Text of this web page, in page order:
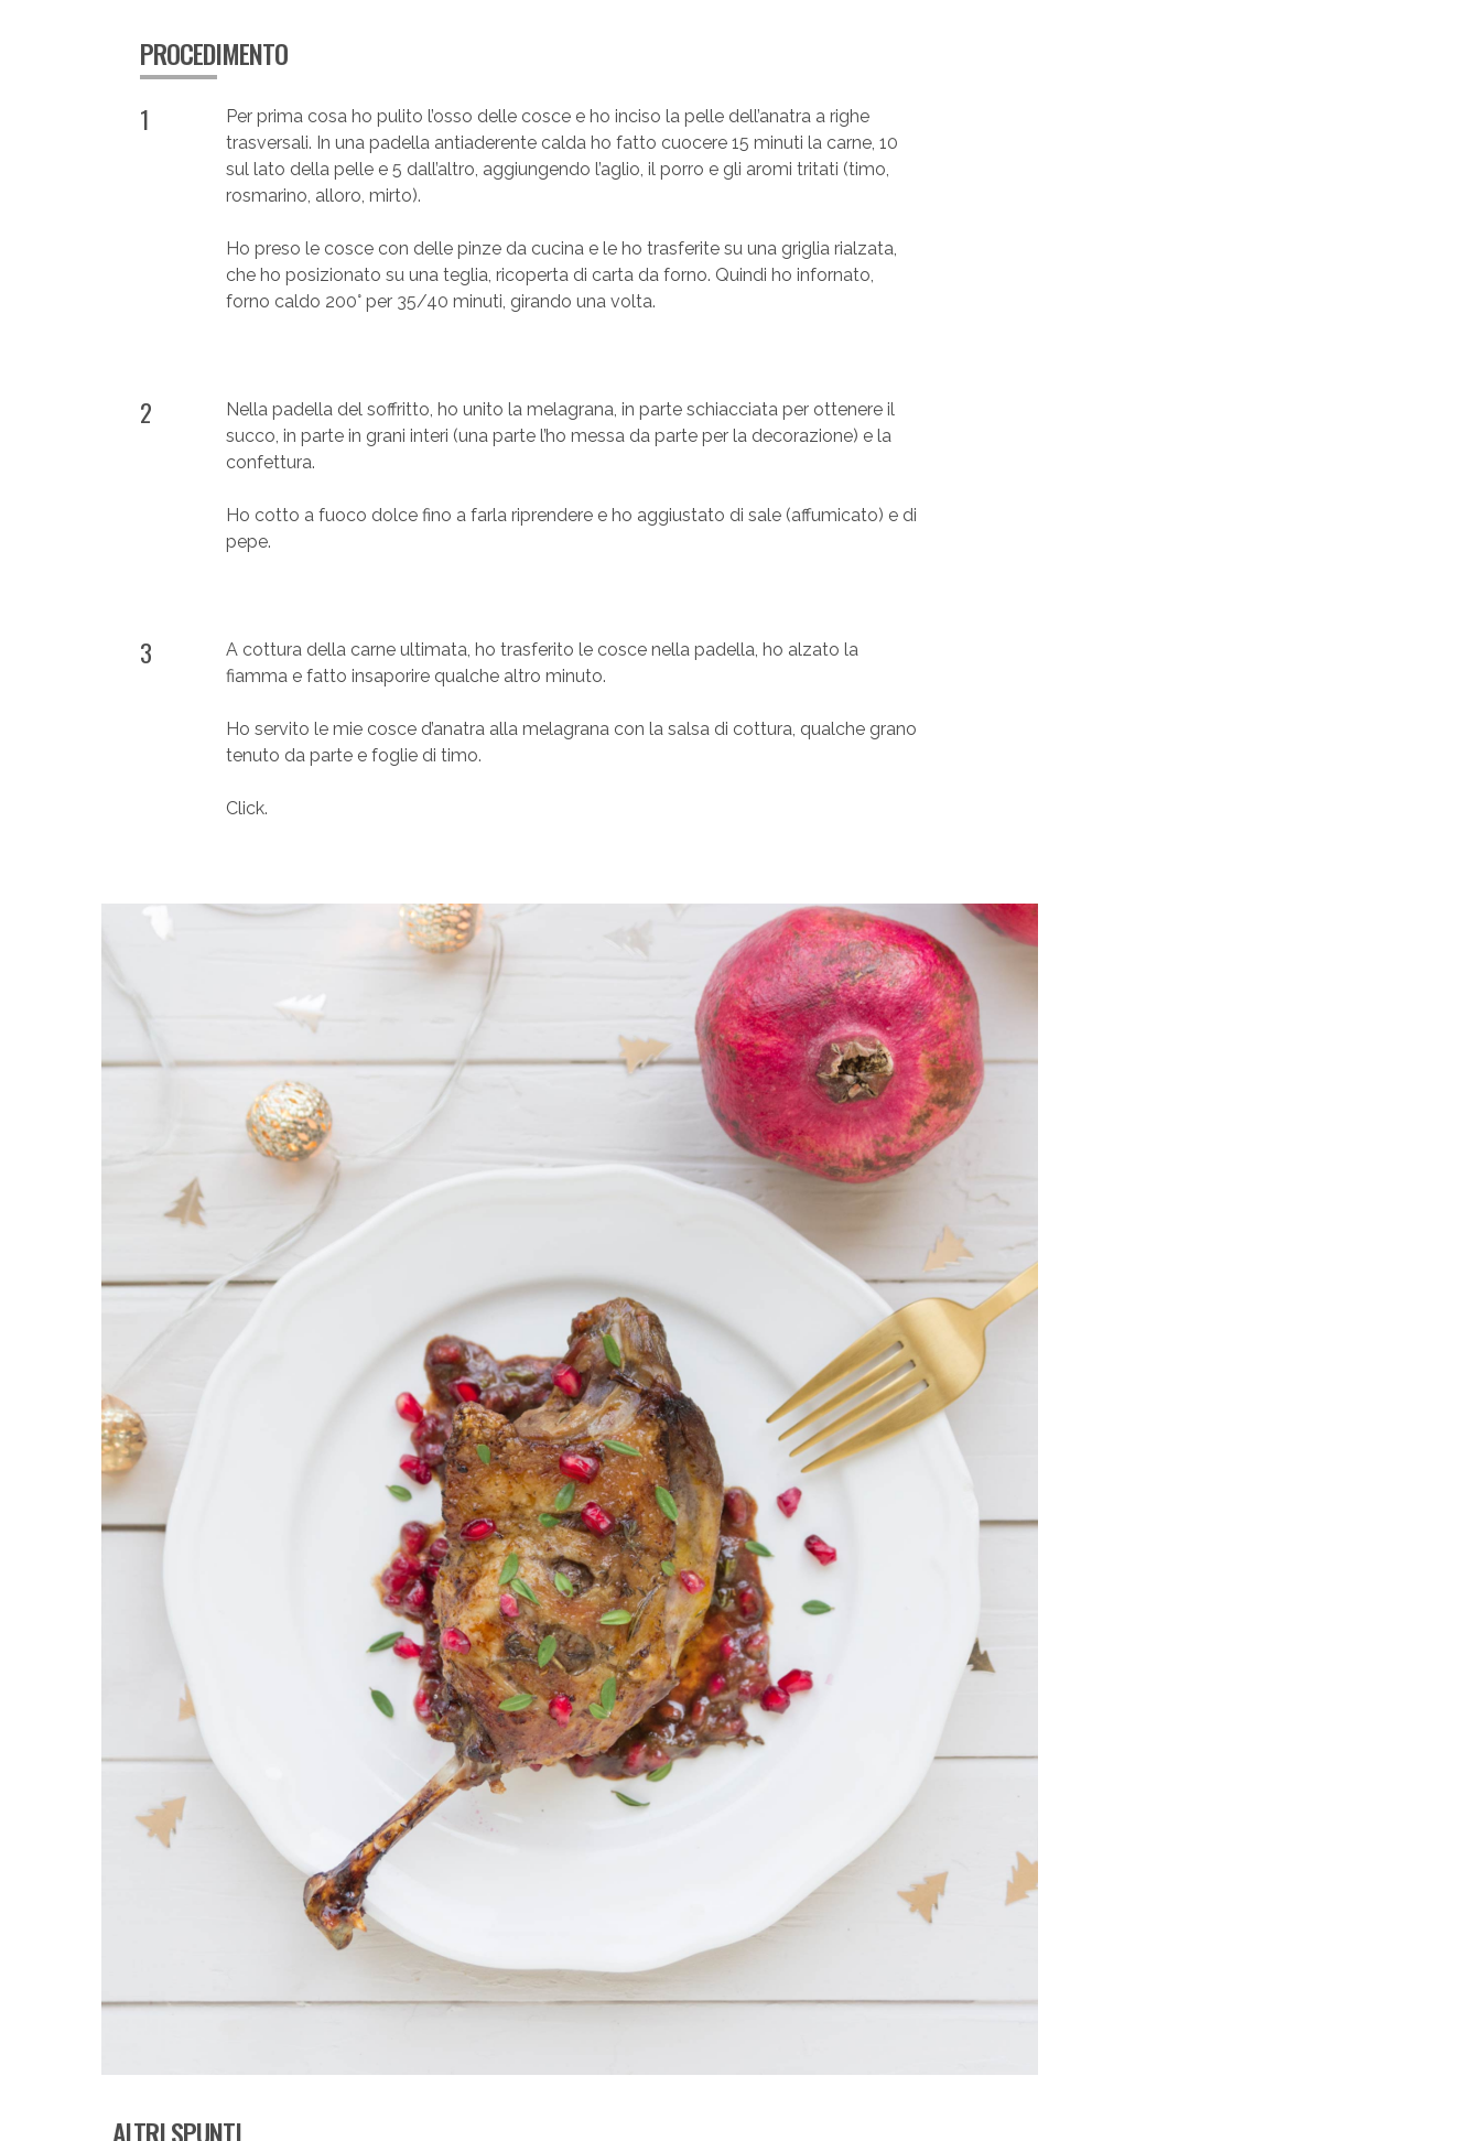
PROCEDIMENTO
1
Per prima cosa ho pulito l’osso delle cosce e ho inciso la pelle dell’anatra a righe
trasversali. In una padella antiaderente calda ho fatto cuocere 15 minuti la carne, 10
sul lato della pelle e 5 dall’altro, aggiungendo l’aglio, il porro e gli aromi tritati (timo,
rosmarino, alloro, mirto).
Ho preso le cosce con delle pinze da cucina e le ho trasferite su una griglia rialzata,
che ho posizionato su una teglia, ricoperta di carta da forno. Quindi ho infornato,
forno caldo 200° per 35/40 minuti, girando una volta.
2
Nella padella del soffritto, ho unito la melagrana, in parte schiacciata per ottenere il
succo, in parte in grani interi (una parte l’ho messa da parte per la decorazione) e la
confettura.
Ho cotto a fuoco dolce fino a farla riprendere e ho aggiustato di sale (affumicato) e di
pepe.
3
A cottura della carne ultimata, ho trasferito le cosce nella padella, ho alzato la
fiamma e fatto insaporire qualche altro minuto.
Ho servito le mie cosce d’anatra alla melagrana con la salsa di cottura, qualche grano
tenuto da parte e foglie di timo.
Click.
ALTRI SPUNTI